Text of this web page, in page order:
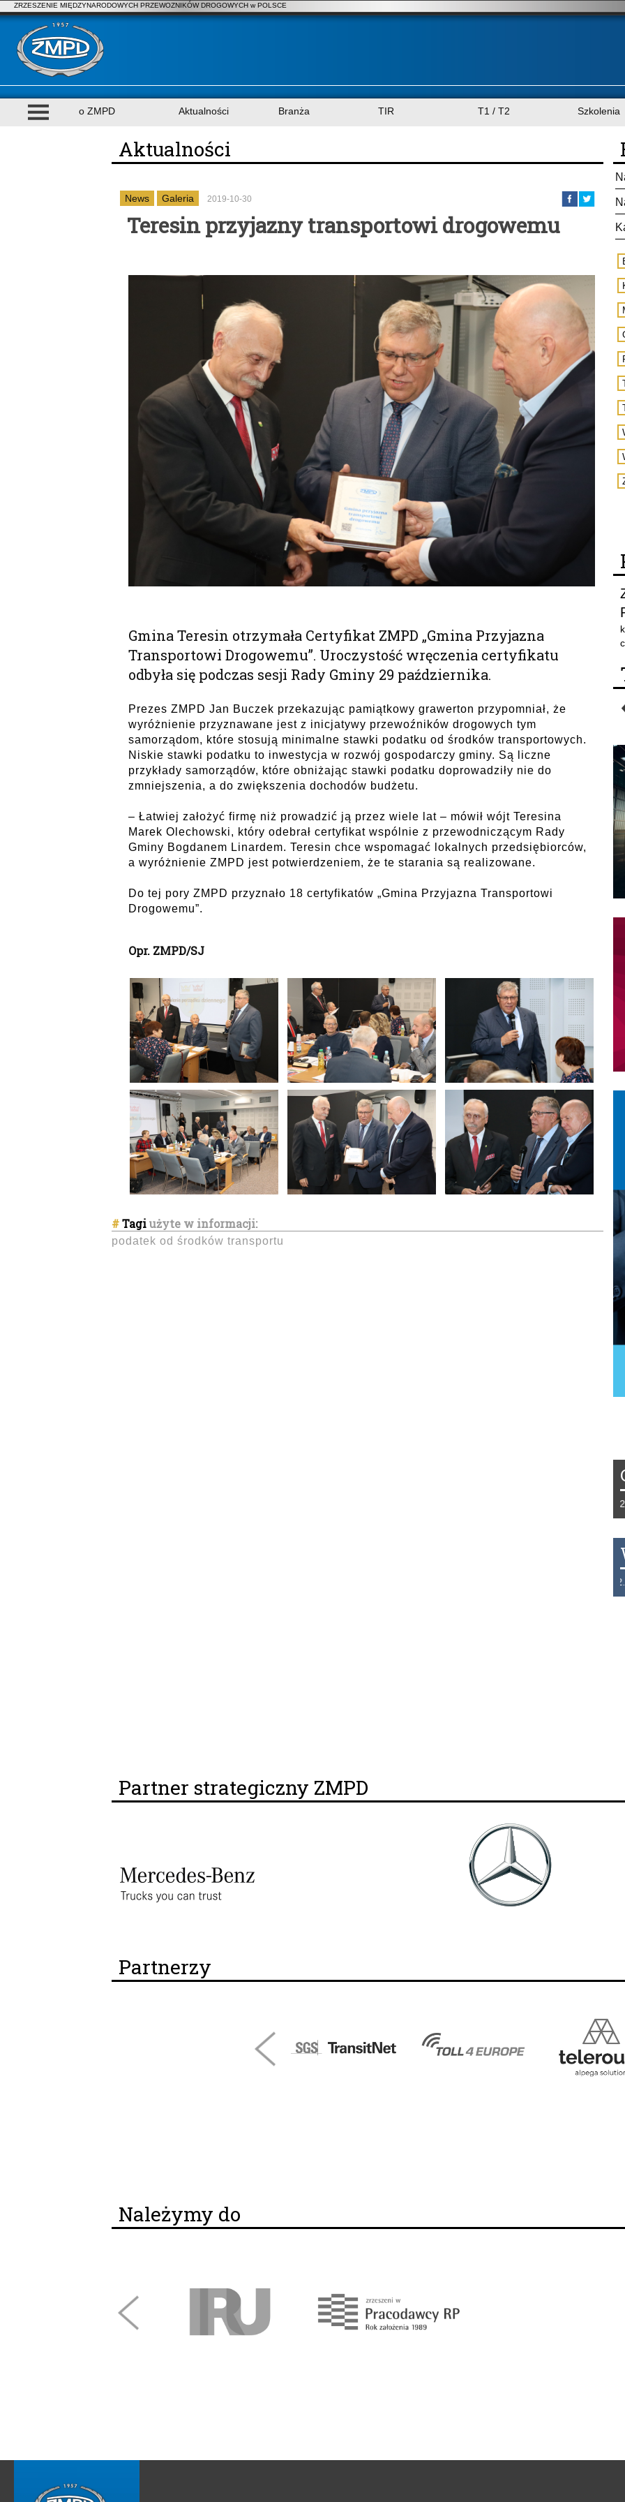
ZRZESZENIE MIĘDZYNARODOWYCH PRZEWOZNIKÓW DROGOWYCH w POLSCE
o ZMPD Aktualności Branża TIR T1 / T2 Szkolenia
Aktualności
News Galeria 2019-10-30
Teresin przyjazny transportowi drogowemu
Gmina Teresin otrzymała Certyfikat ZMPD „Gmina Przyjazna
Transportowi Drogowemu”. Uroczystość wręczenia certyfikatu
odbyła się podczas sesji Rady Gminy 29 października.
Prezes ZMPD Jan Buczek przekazując pamiątkowy grawerton przypomniał, że
wyróżnienie przyznawane jest z inicjatywy przewoźników drogowych tym
samorządom, które stosują minimalne stawki podatku od środków transportowych.
Niskie stawki podatku to inwestycja w rozwój gospodarczy gminy. Są liczne
przykłady samorządów, które obniżając stawki podatku doprowadziły nie do
zmniejszenia, a do zwiększenia dochodów budżetu.
– Łatwiej założyć firmę niż prowadzić ją przez wiele lat – mówił wójt Teresina
Marek Olechowski, który odebrał certyfikat wspólnie z przewodniczącym Rady
Gminy Bogdanem Linardem. Teresin chce wspomagać lokalnych przedsiębiorców,
a wyróżnienie ZMPD jest potwierdzeniem, że te starania są realizowane.
Do tej pory ZMPD przyznało 18 certyfikatów „Gmina Przyjazna Transportowi
Drogowemu”.
Opr. ZMPD/SJ
#Tagiużyte w informacji:
podatek od środków transportu
Tydzień 42/2019 r. Niemcy EUR
THB 0.1126 USD 3.7236 AUD
Partner strategiczny ZMPD
Partnerzy
Należymy do